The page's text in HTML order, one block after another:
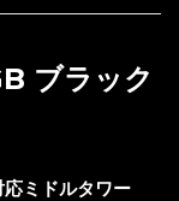
ブラック
ミドルタワー